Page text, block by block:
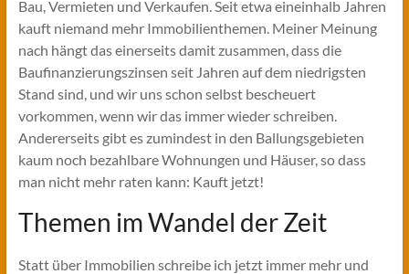
Bau, Vermieten und Verkaufen. Seit etwa eineinhalb Jahren
kauft niemand mehr Immobilienthemen. Meiner Meinung
nach hängt das einerseits damit zusammen, dass die
Baufinanzierungszinsen seit Jahren auf dem niedrigsten
Stand sind, und wir uns schon selbst bescheuert
vorkommen, wenn wir das immer wieder schreiben.
Andererseits gibt es zumindest in den Ballungsgebieten
kaum noch bezahlbare Wohnungen und Häuser, so dass
man nicht mehr raten kann: Kauft jetzt!
Themen im Wandel der Zeit
Statt über Immobilien schreibe ich jetzt immer mehr und